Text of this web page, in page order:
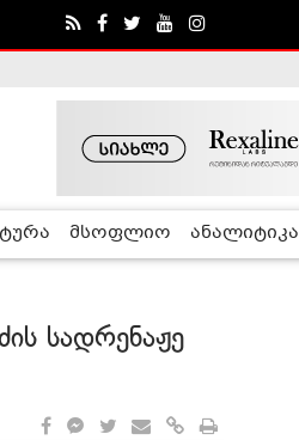
მსოფლიო ანალიტიკა
სადრენაჟე